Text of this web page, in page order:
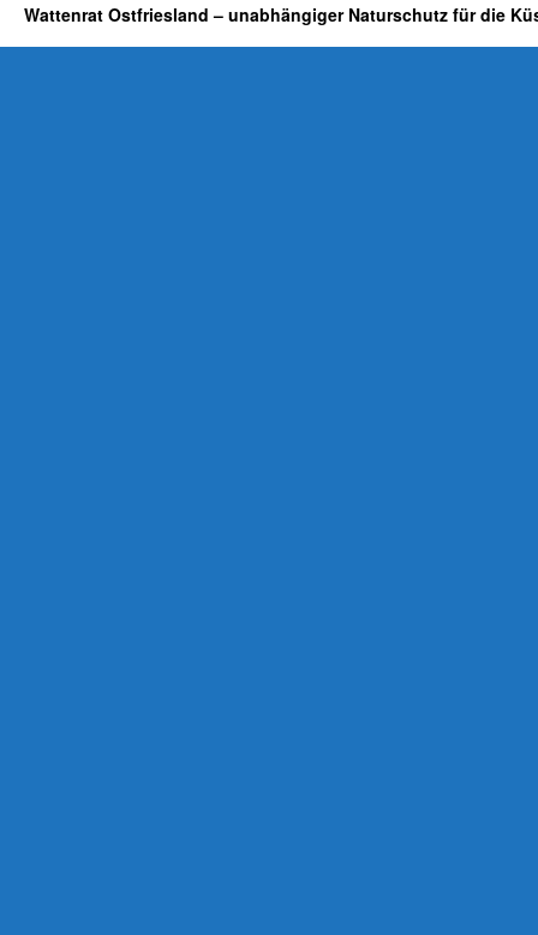
Wattenrat Ostfriesland – unabhängiger Naturschutz für die